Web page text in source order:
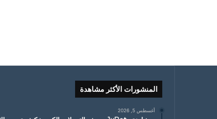
المنشورات الأكثر مشاهدة
أغسطس 5, 2026